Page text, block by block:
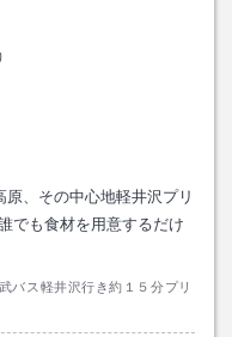
、その中心地軽井沢プリ
でも食材を用意するだけ
バス軽井沢行き約１５分プリ